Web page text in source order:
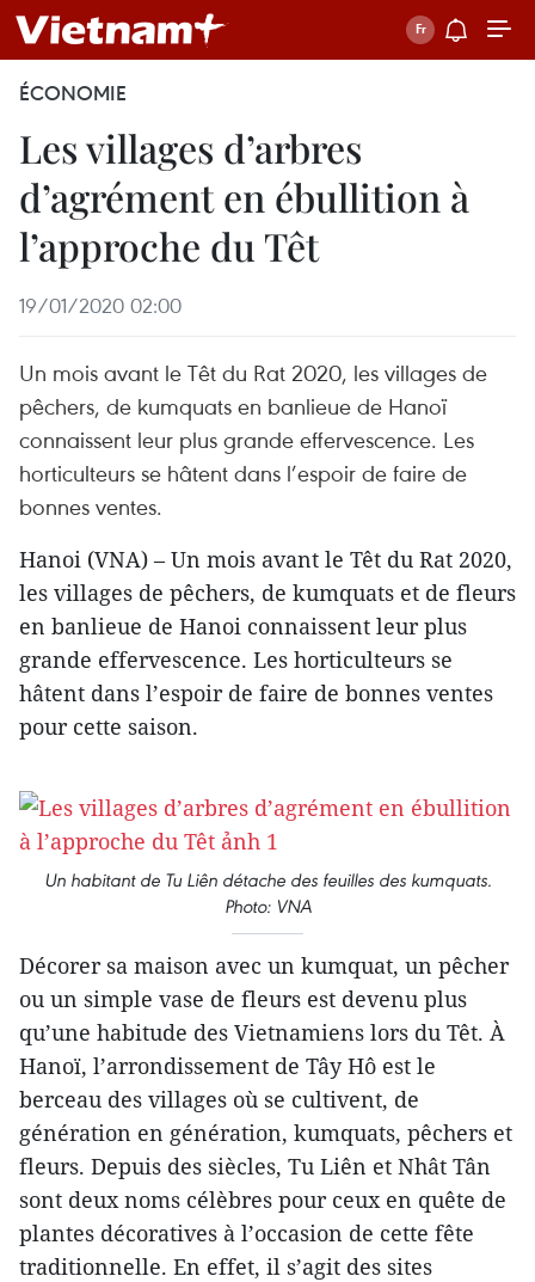
ÉCONOMIE
Les villages d’arbres
d’agrément en ébullition à
l’approche du Têt
19/01/2020 02:00
Un mois avant le Têt du Rat 2020, les villages de
pêchers, de kumquats en banlieue de Hanoï
connaissent leur plus grande effervescence. Les
horticulteurs se hâtent dans l’espoir de faire de
bonnes ventes.
Hanoi (VNA) – Un mois avant le Têt du Rat 2020,
les villages de pêchers, de kumquats et de fleurs
en banlieue de Hanoi connaissent leur plus
grande effervescence. Les horticulteurs se
hâtent dans l’espoir de faire de bonnes ventes
pour cette saison.
Un habitant de Tu Liên détache des feuilles des kumquats.
Photo: VNA
Décorer sa maison avec un kumquat, un pêcher
ou un simple vase de fleurs est devenu plus
qu’une habitude des Vietnamiens lors du Têt. À
Hanoï, l’arrondissement de Tây Hô est le
berceau des villages où se cultivent, de
génération en génération, kumquats, pêchers et
fleurs. Depuis des siècles, Tu Liên et Nhât Tân
sont deux noms célèbres pour ceux en quête de
plantes décoratives à l’occasion de cette fête
traditionnelle. En effet, il s’agit des sites